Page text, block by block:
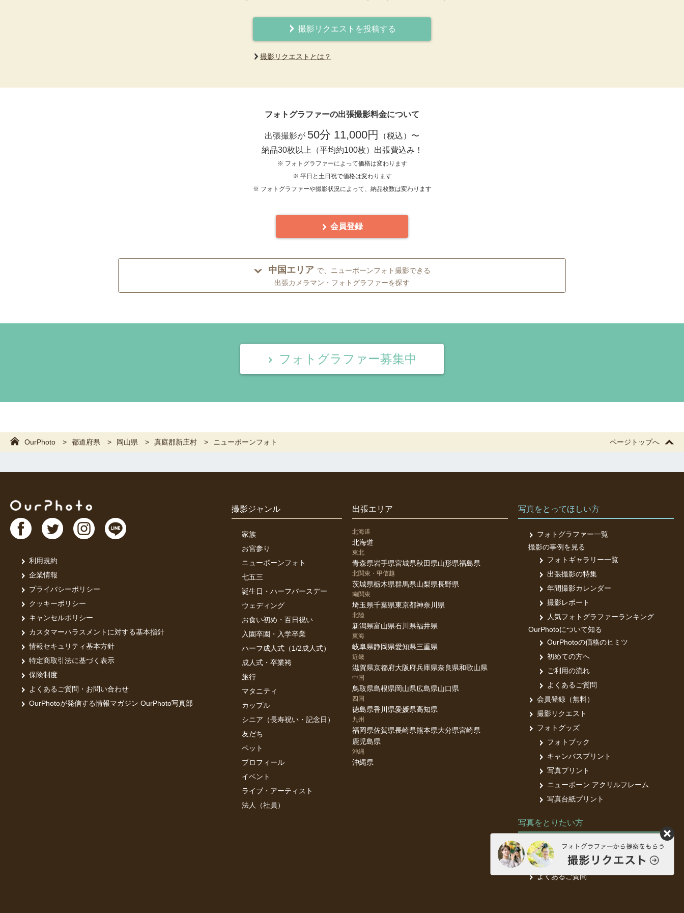
撮影リクエストを投稿する
撮影リクエストとは？
フォトグラファーの出張撮影料金について
出張撮影が 50分 11,000円
（税込）〜
納品30枚以上（平均約100枚）出張費込み！
※ フォトグラファーによって価格は変わります
※ 平日と土日祝で価格は変わります
※ フォトグラファーや撮影状況によって、納品枚数は変わります
会員登録
中国エリア で、ニューボーンフォト撮影できる
出張カメラマン・フォトグラファーを探す
フォトグラファー募集中
OurPhoto 都道府県 岡山県 真庭郡新庄村 ニューボーンフォト ページトップへ
利用規約
企業情報
プライバシーポリシー
クッキーポリシー
キャンセルポリシー
カスタマーハラスメントに対する基本指針
情報セキュリティ基本方針
特定商取引法に基づく表示
保険制度
よくあるご質問・お問い合わせ
OurPhotoが発信する情報マガジン OurPhoto写真部
撮影ジャンル
家族
お宮参り
ニューボーンフォト
七五三
誕生日・ハーフバースデー
ウェディング
お食い初め・百日祝い
入園卒園・入学卒業
ハーフ成人式（1/2成人式）
成人式・卒業袴
旅行
マタニティ
カップル
シニア（長寿祝い・記念日）
友だち
ペット
プロフィール
イベント
ライブ・アーティスト
法人（社員）
出張エリア
北海道
北海道
東北
青森県岩手県宮城県秋田県山形県福島県
北関東・甲信越
茨城県栃木県群馬県山梨県長野県
南関東
埼玉県千葉県東京都神奈川県
北陸
新潟県富山県石川県福井県
東海
岐阜県静岡県愛知県三重県
近畿
滋賀県京都府大阪府兵庫県奈良県和歌山県
中国
鳥取県島根県岡山県広島県山口県
四国
徳島県香川県愛媛県高知県
九州
福岡県佐賀県長崎県熊本県大分県宮崎県
鹿児島県
沖縄
沖縄県
写真をとってほしい方
フォトグラファー一覧
撮影の事例を見る
フォトギャラリー一覧
出張撮影の特集
年間撮影カレンダー
撮影レポート
人気フォトグラファーランキング
OurPhotoについて知る
OurPhotoの価格のヒミツ
初めての方へ
ご利用の流れ
よくあるご質問
会員登録（無料）
撮影リクエスト
フォトグッズ
フォトブック
キャンバスプリント
写真プリント
ニューボーン アクリルフレーム
写真台紙プリント
写真をとりたい方
フォトグラファー募集中
フォトグラファー登録（無料）
よくあるご質問